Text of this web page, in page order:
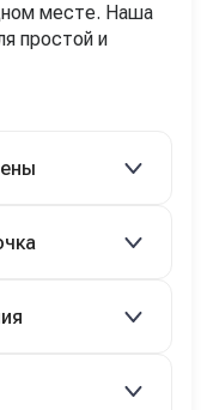
месте. Наша
простой и
взносе 35–50%.